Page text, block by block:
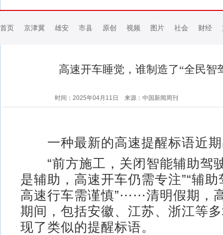
首页 京津冀 雄安 市县 原创 视频 图片 社会 财经
高速开车睡觉，谁制造了“全民智
时间：2025年04月11日 来源：中国新闻周刊
一种最新的高速提醒标语近期
“前方施工，关闭智能辅助驾驶
是辅助，高速开车仍需专注”“辅
高速行车需谨慎”⋯⋯清明假期，
期间，包括安徽、江苏、浙江等
现了类似的提醒标语。